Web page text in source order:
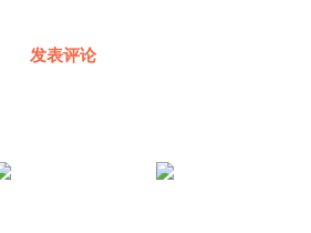
发表评论